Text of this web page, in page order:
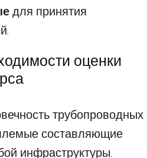
для принятия
оценки
трубопроводных
составляющие
инфраструктуры.